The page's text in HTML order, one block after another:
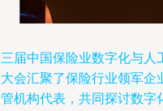
届中国保险业数字化与人
会汇聚了保险行业领军企
机构代表，共同探讨数字